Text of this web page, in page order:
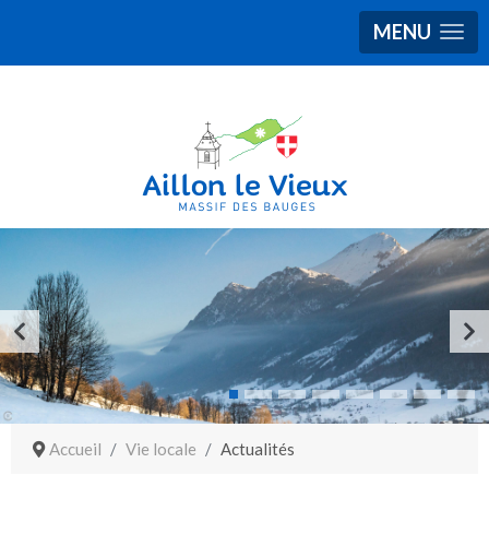
MENU
Accueil Vie locale Actualités